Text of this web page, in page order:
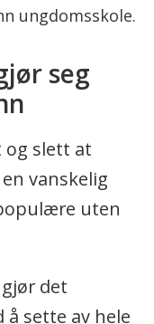
ungdomsskole.
seg
og slett at
vanskelig
uten
det
å sette av hele